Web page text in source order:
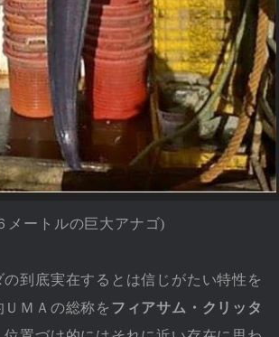
メートルの巨大アナゴ)
到底実在するとは信じがたい特性を
ＭＡの総称を フィアサム・クリッタ